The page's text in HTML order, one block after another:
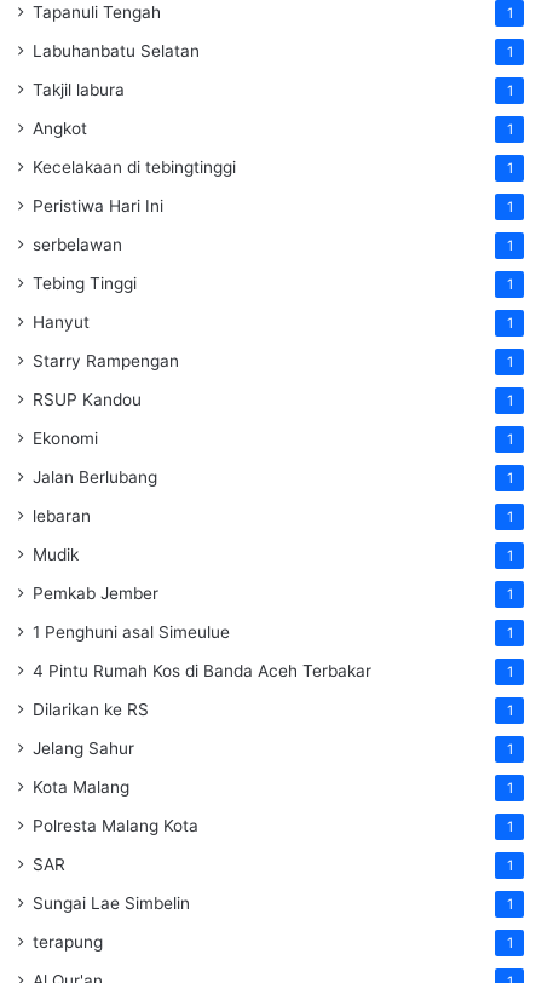
Tapanuli Tengah 1
Labuhanbatu Selatan 1
Takjil labura 1
Angkot 1
Kecelakaan di tebingtinggi 1
Peristiwa Hari Ini 1
serbelawan 1
Tebing Tinggi 1
Hanyut 1
Starry Rampengan 1
RSUP Kandou 1
Ekonomi 1
Jalan Berlubang 1
lebaran 1
Mudik 1
Pemkab Jember 1
1 Penghuni asal Simeulue 1
4 Pintu Rumah Kos di Banda Aceh Terbakar 1
Dilarikan ke RS 1
Jelang Sahur 1
Kota Malang 1
Polresta Malang Kota 1
SAR 1
Sungai Lae Simbelin 1
terapung 1